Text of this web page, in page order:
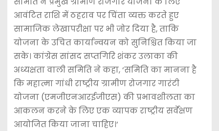
आवंटित राशि में ठहराव पर चिंता व्यक्त करते हुए
सामाजिक लेखापरीक्षा पर भी जोर दिया है, ताकि
योजना के उचित कार्यान्वयन को सुनिश्चित किया जा
सके। कांग्रेस सांसद सप्तगिरि शंकर उलाका की
अध्यक्षता वाली समिति ने कहा, ‘समिति का मानना ​​​​है
कि महात्मा गांधी राष्ट्रीय ग्रामीण रोजगार गारंटी
योजना (एमजीएनआरईजीएस) की प्रभावशीलता का
आकलन करने के लिए एक व्यापक राष्ट्रीय सर्वेक्षण
आयोजित किया जाना चाहिए।’